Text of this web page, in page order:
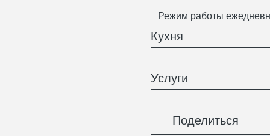
Режим работы
Кухня
Услуги
Поделиться